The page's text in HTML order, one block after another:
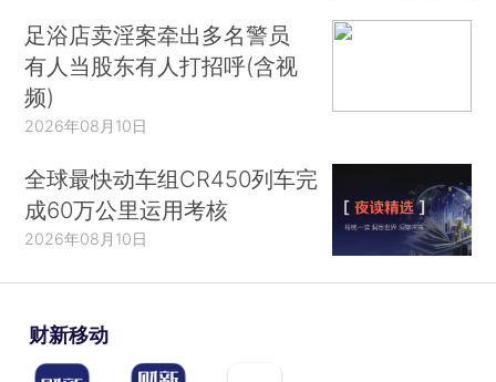
足浴店卖淫案牵出多名警员
有人当股东有人打招呼(含视
频)
2026年08月10日
全球最快动车组CR450列车完
成60万公里运用考核
2026年08月10日
财新移动